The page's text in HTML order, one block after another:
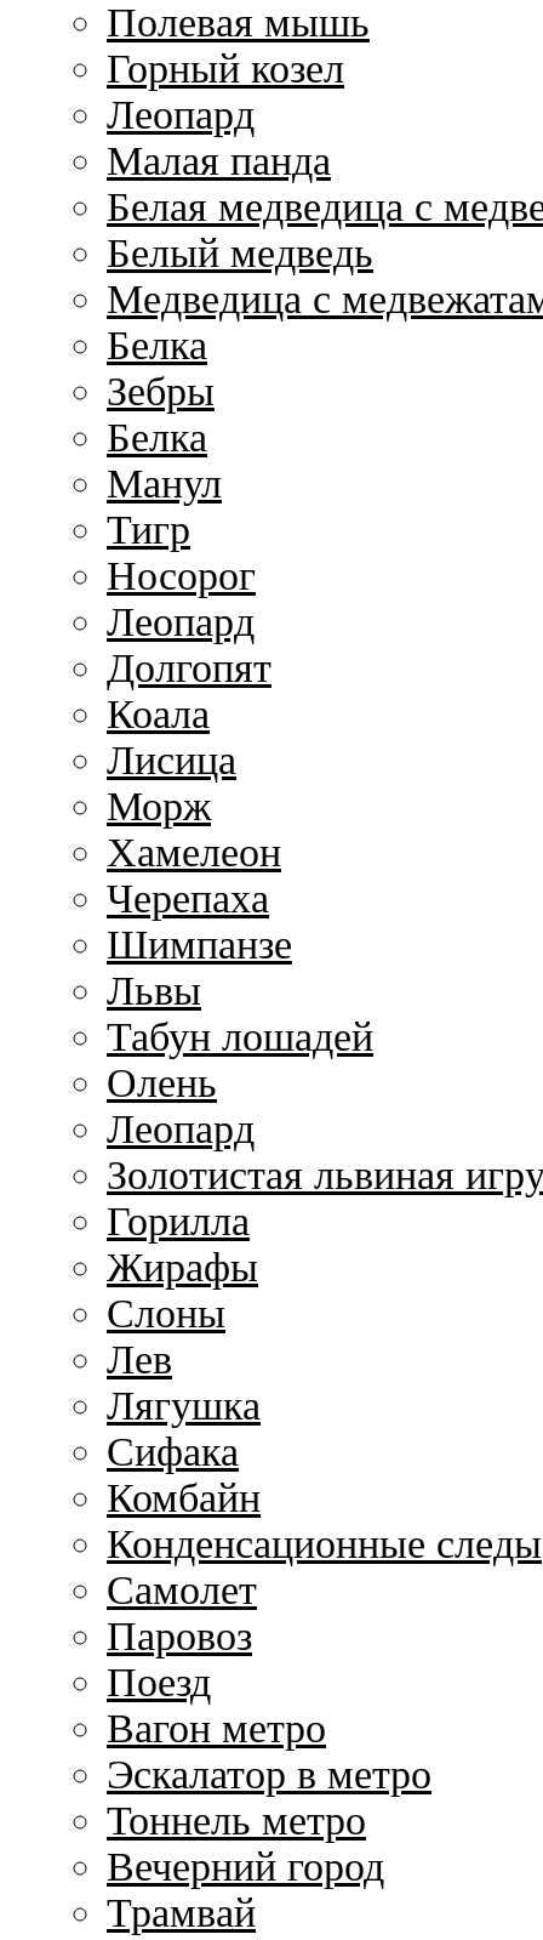
Полевая мышь
Горный козел
Леопард
Малая панда
Белая медведица с
Белый медведь
Медведица с
Белка
Зебры
Белка
Манул
Тигр
Носорог
Леопард
Долгопят
Коала
Лисица
Морж
Хамелеон
Черепаха
Шимпанзе
Львы
Табун лошадей
Олень
Леопард
Золотистая львиная
Горилла
Жирафы
Слоны
Лев
Лягушка
Сифака
Комбайн
Конденсационные следы
Самолет
Паровоз
Поезд
Вагон метро
Эскалатор в метро
Тоннель метро
Вечерний город
Трамвай